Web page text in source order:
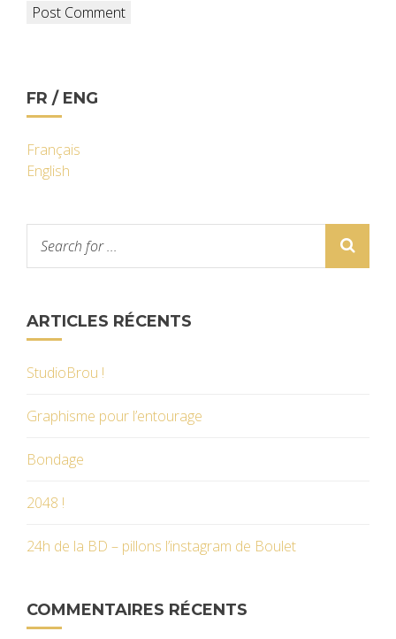
FR / ENG
Français
English
ARTICLES RÉCENTS
StudioBrou !
Graphisme pour l’entourage
Bondage
2048 !
24h de la BD – pillons l’instagram de Boulet
COMMENTAIRES RÉCENTS